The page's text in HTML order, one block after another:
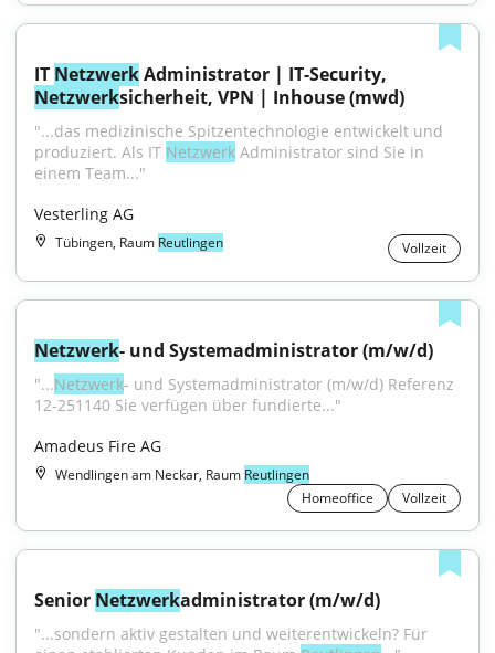
IT Netzwerk
Netzwerksicherheit, VPN | Inhouse (mwd)
"...das medizinische Spitzentechnologie entwickelt und
produziert. Als IT Netzwerk Administrator sind Sie in
einem Team..."
Vesterling AG
Tübingen, Raum Reutlingen Vollzeit
Netzwerk- und Systemadministrator (m/w/d)
"...Netzwerk- und Systemadministrator (m/w/d) Referenz
12-251140 Sie verfügen über fundierte..."
Amadeus Fire AG
Wendlingen am Neckar, Raum Reutlingen
Homeoffice
Vollzeit
Senior Netzwerkadministrator (m/w/d)
"...sondern aktiv gestalten und weiterentwickeln? Für